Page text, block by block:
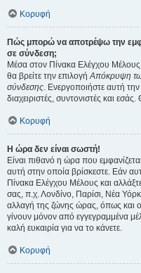
Κορυφή
Πώς μπορώ να αποτρέψω την
σε σύνδεση;
Μέσα στον Πίνακα Ελέγχου
θα βρείτε την επιλογήΑπόκρυψη
σύνδεσης. Ενεργοποιήστε αυτή την
διαχειριστές, συντονιστές και
Κορυφή
Η ώρα δεν είναι σωστή!
Είναι πιθανό η ώρα που
αυτή στην οποία βρίσκεστε. Εάν
Πίνακα Ελέγχου Μέλους και
σας, π.χ. Λονδίνο, Παρίσι, Νέα
αλλαγή της ζώνης ώρας, όπως και
γίνουν μόνον από εγγεγραμμένα
καλή ευκαιρία για να το κάνετε.
Κορυφή